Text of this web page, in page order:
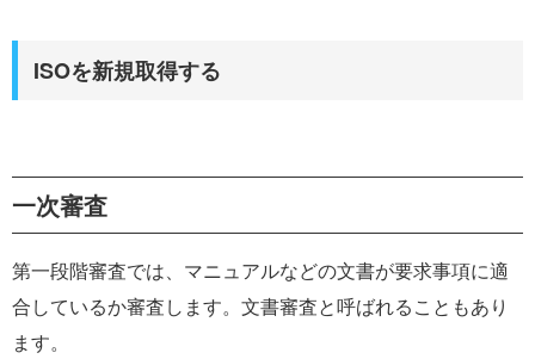
ISOを新規取得する
一次審査
第一段階審査では、マニュアルなどの文書が要求事項に適
合しているか審査します。文書審査と呼ばれることもあり
ます。